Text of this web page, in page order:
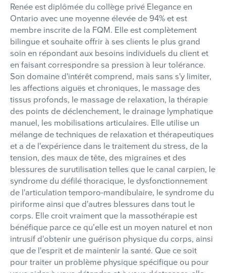
Renée est diplômée du collège privé Elegance en
Ontario avec une moyenne élevée de 94% et est
membre inscrite de la FQM. Elle est complètement
bilingue et souhaite offrir à ses clients le plus grand
soin en répondant aux besoins individuels du client et
en faisant correspondre sa pression à leur tolérance.
Son domaine d'intérêt comprend, mais sans s'y limiter,
les affections aiguës et chroniques, le massage des
tissus profonds, le massage de relaxation, la thérapie
des points de déclenchement, le drainage lymphatique
manuel, les mobilisations articulaires. Elle utilise un
mélange de techniques de relaxation et thérapeutiques
et a de l'expérience dans le traitement du stress, de la
tension, des maux de tête, des migraines et des
blessures de surutilisation telles que le canal carpien, le
syndrome du défilé thoracique, le dysfonctionnement
de l'articulation temporo-mandibulaire, le syndrome du
piriforme ainsi que d'autres blessures dans tout le
corps. Elle croit vraiment que la massothérapie est
bénéfique parce ce qu’elle est un moyen naturel et non
intrusif d'obtenir une guérison physique du corps, ainsi
que de l'esprit et de maintenir la santé. Que ce soit
pour traiter un problème physique spécifique ou pour